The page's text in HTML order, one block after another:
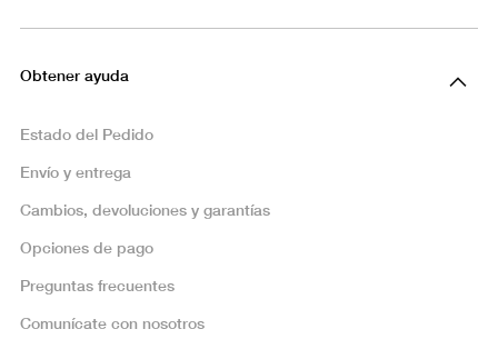
Obtener ayuda
Estado del Pedido
Envío y entrega
Cambios, devoluciones y garantías
Opciones de pago
Preguntas frecuentes
Comunícate con nosotros